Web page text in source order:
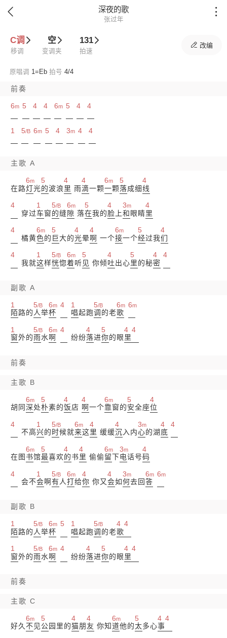
 深夜的歌
张过年

C调
移调
空
变调夹
131
拍速
 改编
原唱调 1= Eb 拍号 4/4
前奏
6m 5 4 4 6m 5 4 4
1 5/B 6m 5 4 3m 4 4
主歌 A
在路
6m
灯光
5
的波浪
4
里 雨
4
滴一颗
6m
一颗
5
落成细
4
线
4
穿过
1
车窗
5/B
的缝
6m
隙 落
5
在我的
4
脸 上
3m
和 眼睛
4
里
4
橘黄
6m
色的
5
巨大的
4
光晕
4
啊 一个
6m
接一个
5
经过我
4
们
4
我就
1
这样
5/B
恍惚
6m
着听
5
见 你倾
4
吐出心
5
里的秘
4
密
4
副歌 A
1
陌路的
5/B
人举
6m
杯
4
1
唱起跑
5/B
调 的老
6m
歌
6m
1
窗外的
5/B
雨水
6m
啊
4
纷纷
4
落进
5
你的眼
4
里
4
前奏
主歌 B
胡同
6m
深处
5
朴素的
4
饭店
4
啊一个
6m
靠窗的
5
安全座
4
位
4
不高
1
兴的
5/B
时候就
6m
来这
4
里 缓缓
4
沉 入内
3m
心的湖
4
底
4
在图
6m
书馆
5
最喜欢
4
的书
4
里 偷偷
6m
留下
3m
电话号
4
码
4
会不
1
会啊
5/B
有人
6m
打给
4
你 你又
4
会如
3m
何去回
6m
答
6m
副歌 B
1
陌路的
5/B
人举
6m
杯
5
1
唱起跑
5/B
调 的老
4
歌
4
1
窗外的
5/B
雨水
6m
啊
4
纷纷
4
落进
5
你的眼
4
里
4
前奏
主歌 C
好久
6m
不见
5
公园里的
4
猫朋
4
友 你知
6m
道他的
5
太多心
4
事
4